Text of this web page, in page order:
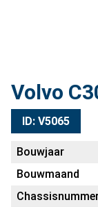
Volvo
ID: V5065
Bouwjaar
Bouwmaand